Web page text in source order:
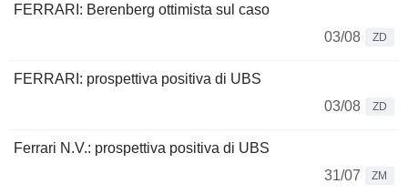
FERRARI: Berenberg ottimista sul caso
03/08
ZD
FERRARI: prospettiva positiva di UBS
03/08
ZD
Ferrari N.V.: prospettiva positiva di UBS
31/07
ZM